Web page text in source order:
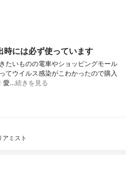
時には必ず使っています
たいものの電車やショッピングモール
てウイルス感染がこわかったので購入
愛…続きを見る
ミスト